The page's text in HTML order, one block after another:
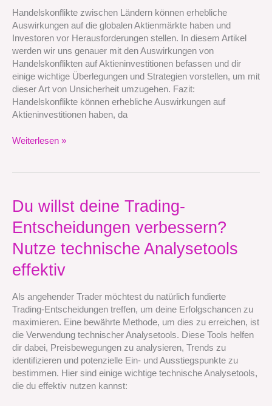
Handelskonflikte zwischen Ländern können erhebliche
Auswirkungen auf die globalen Aktienmärkte haben und
Investoren vor Herausforderungen stellen. In diesem Artikel
werden wir uns genauer mit den Auswirkungen von
Handelskonflikten auf Aktieninvestitionen befassen und dir
einige wichtige Überlegungen und Strategien vorstellen, um mit
dieser Art von Unsicherheit umzugehen. Fazit:
Handelskonflikte können erhebliche Auswirkungen auf
Aktieninvestitionen haben, da
Weiterlesen »
Du willst deine Trading-
Entscheidungen verbessern?
Nutze technische Analysetools
effektiv
Als angehender Trader möchtest du natürlich fundierte
Trading-Entscheidungen treffen, um deine Erfolgschancen zu
maximieren. Eine bewährte Methode, um dies zu erreichen, ist
die Verwendung technischer Analysetools. Diese Tools helfen
dir dabei, Preisbewegungen zu analysieren, Trends zu
identifizieren und potenzielle Ein- und Ausstiegspunkte zu
bestimmen. Hier sind einige wichtige technische Analysetools,
die du effektiv nutzen kannst:
Du
willst
deine
Entscheidungen
verbessern?
Nutze
Analysetools
effektiv